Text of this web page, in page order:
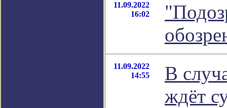
11.09.2022
16:02
11.09.2022
14:55
В
ждёт